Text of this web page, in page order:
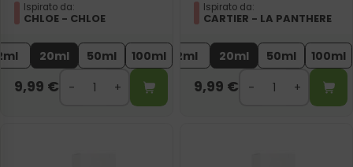
Ispirato da:
CHLOE - CHLOE
20ml 50ml 100ml
9,99 €
Ispirato da:
CARTIER - LA PANTHERE
2ml 20ml 50ml 100ml
9,99 €